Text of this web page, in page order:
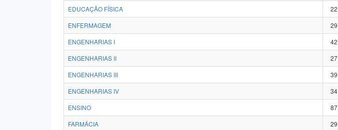
EDUCAÇÃO FÍSICA
22
ENFERMAGEM
29
ENGENHARIAS I
42
ENGENHARIAS II
27
ENGENHARIAS III
39
ENGENHARIAS IV
34
ENSINO
87
FARMÁCIA
29